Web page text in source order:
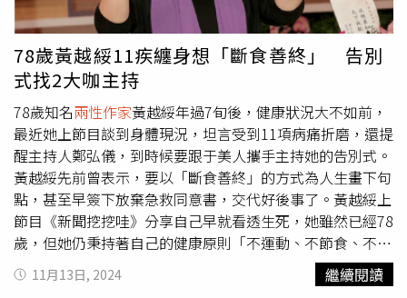
其他病友走過艱辛的治療之路。
萬，我現在每天醒來都覺得自己賺了10萬。」無論未來會有
多辛苦，她都不會放棄拚存活率。
78歲黃越綏11疾纏身想「斷食善終」 告別
式找2大咖主持
78歲知名兩性作家黃越綏年過7旬後，健康狀況大不如前，
最近她上節目談到身體現況，坦言受到11項病痛折磨，還提
醒主持人鄭弘儀，到時候要跟于美人攜手主持她的告別式。
黃越綏先前曾表示，要以「斷食善終」的方式為人生畫下句
點，甚至早簽下放棄急救同意書，交代好後事了。黃越綏上
節目《新聞挖挖哇》分享自己早就看透生死，她雖然已經78
歲，但她仍秉持著自己的健康原則「不運動、不節食、不保
養」，認為人生無常且生死莫測，把生命長短交給老天決
定；黃越綏也坦言，如果自己能活到80歲，算是賺到，但她
11月13日, 2024 繼續閱讀